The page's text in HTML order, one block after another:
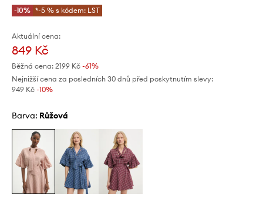
-10% *-5 % s kódem: LST
Aktuální cena:
849 Kč
Běžná cena: 2199 Kč -61%
Nejnižší cena za posledních 30 dnů před poskytnutím slevy:
949 Kč -10%
Barva: růžová